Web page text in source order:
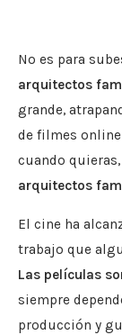
No es para
arquitectos
grande,
de filmes
cuando
arquitectos
El cine ha
trabajo que
Las películas
siempre
producción y